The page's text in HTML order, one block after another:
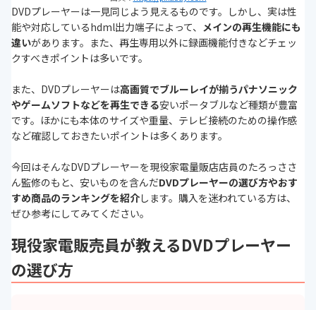
DVDプレーヤーは一見同じよう見えるものです。しかし、実は性
能や対応しているhdml出力端子によって、 メインの再生機能にも
違いがあります。また、再生専用以外に録画機能付きなどチェッ
クすべきポイントは多いです。
また、DVDプレーヤーは高画質でブルーレイが揃うパナソニック
やゲームソフトなどを再生できる安いポータブルなど種類が豊富
です。ほかにも本体のサイズや重量、テレビ接続のための操作感
など確認しておきたいポイントは多くあります。
今回はそんなDVDプレーヤーを現役家電量販店店員のたろっささ
ん監修のもと、安いものを含んだDVDプレーヤーの選び方やおす
すめ商品のランキングを紹介します。購入を迷われている方は、
ぜひ参考にしてみてください。
現役家電販売員が教えるDVDプレーヤー
の選び方